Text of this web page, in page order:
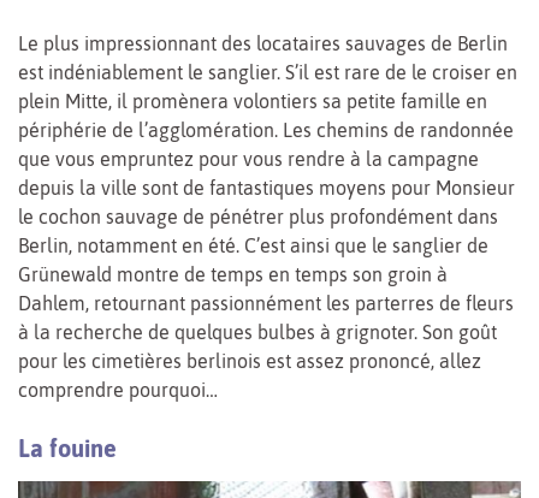
Le plus impressionnant des locataires sauvages de Berlin
est indéniablement le sanglier. S’il est rare de le croiser en
plein Mitte, il promènera volontiers sa petite famille en
périphérie de l’agglomération. Les chemins de randonnée
que vous empruntez pour vous rendre à la campagne
depuis la ville sont de fantastiques moyens pour Monsieur
le cochon sauvage de pénétrer plus profondément dans
Berlin, notamment en été. C’est ainsi que le sanglier de
Grünewald montre de temps en temps son groin à
Dahlem, retournant passionnément les parterres de fleurs
à la recherche de quelques bulbes à grignoter. Son goût
pour les cimetières berlinois est assez prononcé, allez
comprendre pourquoi…
La fouine